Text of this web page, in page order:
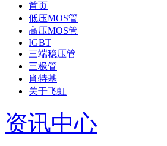
首页
低压MOS管
高压MOS管
IGBT
三端稳压管
三极管
肖特基
关于飞虹
资讯中心